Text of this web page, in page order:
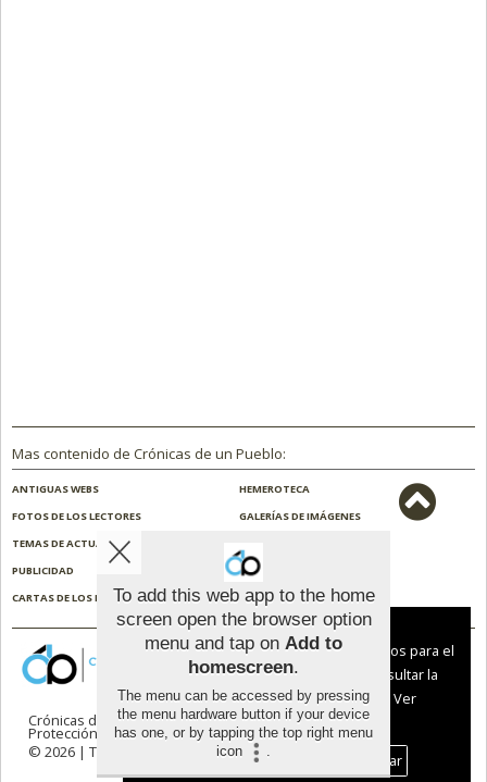
Mas contenido de Crónicas de un Pueblo:
ANTIGUAS WEBS
HEMEROTECA
FOTOS DE LOS LECTORES
GALERÍAS DE IMÁGENES
TEMAS DE ACTUALIDAD
PUBLICIDAD
CONTACTO
CARTAS DE LOS LECTORES
ENCUESTAS
Crónicas de un Pueblo |Términos de uso|
Protección de datos
© 2026 | Todos los derechos reservados
To add this web app to the home
screen open the browser option
menu and tap on Add to
homescreen.
The menu can be accessed by pressing
the menu hardware button if your device
has one, or by tapping the top right menu
icon
.
Aviso sobre el Uso de cookies:
Utilizamos cookies nuestras y de terceros para el
funcionamiento del digital. Puedes consultar la
lista de cookies y como desconectarlas.
Ver
nuestra Política de Privacidad y Cookies
Aceptar Cookies
Personalizar